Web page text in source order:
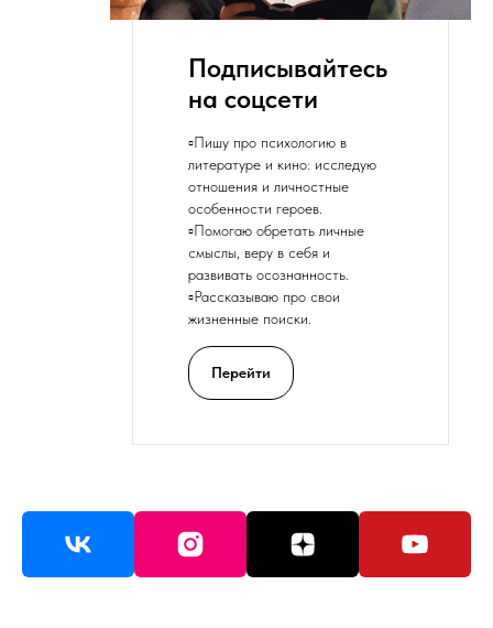
Подписывайтесь
на соцсети
▫️Пишу про психологию в
литературе и кино: исследую
отношения и личностные
особенности героев.
▫️Помогаю обретать личные
смыслы, веру в себя и
развивать осознанность.
▫️Рассказываю про свои
жизненные поиски.
Перейти